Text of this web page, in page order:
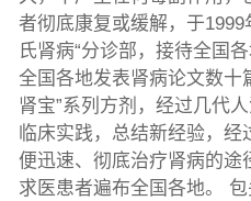
者彻底康复或缓解，于
氏肾病“分诊部，接待全国
全国各地发表肾病论文数十
肾宝”系列方剂，经过几代
临床实践，总结新经验，经
便迅速、彻底治疗肾病的途
求医患者遍布全国各地。